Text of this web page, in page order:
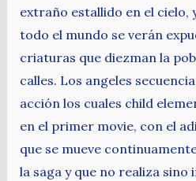
extraño estallido en el cielo,
todo el mundo se verán
criaturas que diezman la
calles. Los angeles
acción los cuales child
en el primer movie, con el
que se mueve
la saga y que no realiza